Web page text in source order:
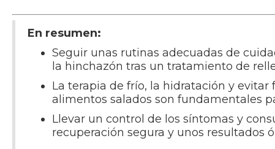
En resumen:
Seguir unas rutinas adecuadas de
la hinchazón tras un tratamiento de
La terapia de frío, la hidratación y
alimentos salados son fundamentales
Llevar un control de los síntomas y
recuperación segura y unos resultados